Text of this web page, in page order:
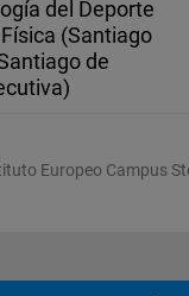
del Deporte
(Santiago
de
Europeo Campus